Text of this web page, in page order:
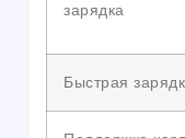
зарядка
Быстрая